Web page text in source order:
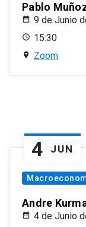
Pablo
9 de Junio
15:30
Zoom
4 JUN
Andre
4 de Junio